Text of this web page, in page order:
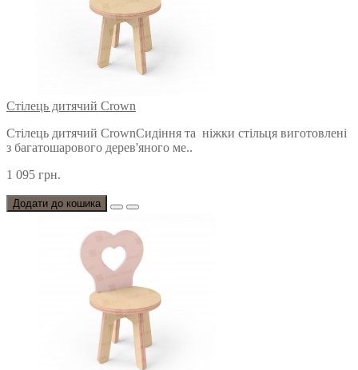
Стілець дитячий Crown
Стілець дитячий CrownСидіння та ніжки стільця виготовлені
з багатошарового дерев'яного ме..
1 095 грн.
Додати до кошика